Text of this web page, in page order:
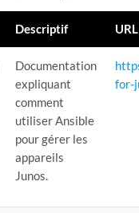
Descriptif
Documentation
expliquant
comment
utiliser Ansible
pour gérer les
appareils
Junos.
for-